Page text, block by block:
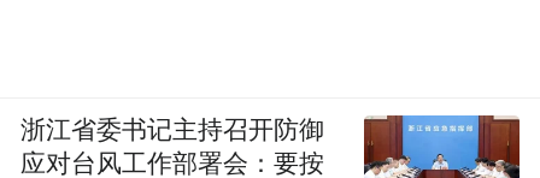
浙江省委书记主持召开防御
应对台风工作部署会：要按